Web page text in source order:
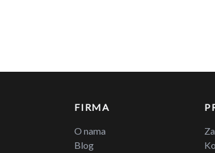
FIRMA
O nama
Blog